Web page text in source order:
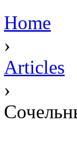
Home
›
Articles
›